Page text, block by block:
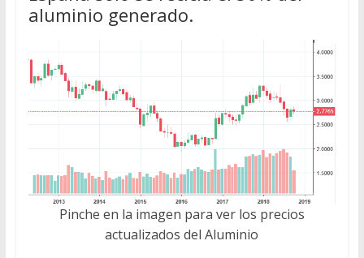
aluminio generado.
Pinche en la imagen para ver los precios
actualizados del Aluminio